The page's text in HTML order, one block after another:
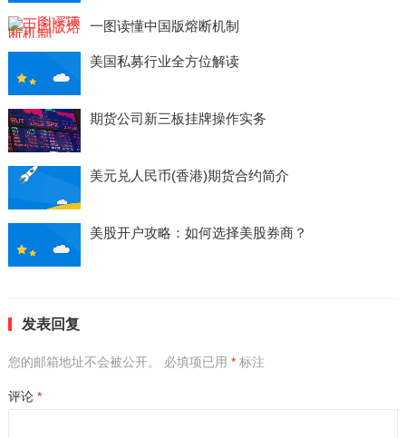
一图读懂中国版熔断机制
美国私募行业全方位解读
期货公司新三板挂牌操作实务
美元兑人民币(香港)期货合约简介
美股开户攻略：如何选择美股券商？
发表回复
您的邮箱地址不会被公开。 必填项已用 *标注
评论 *